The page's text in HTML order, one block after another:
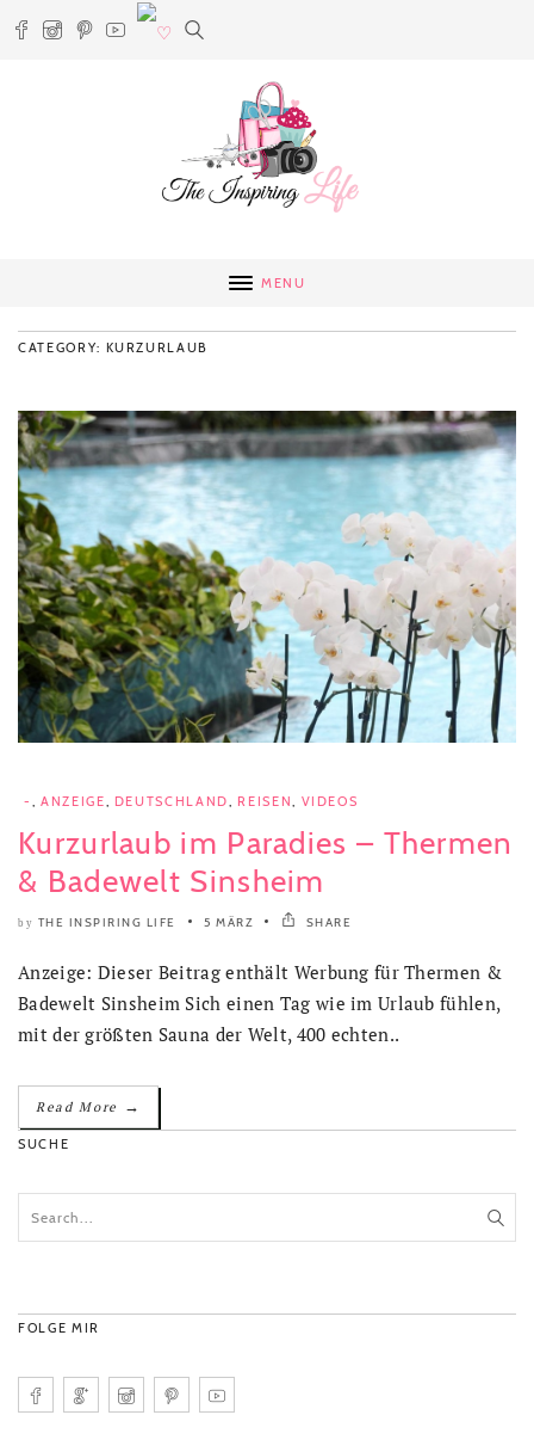
MENU
CATEGORY: KURZURLAUB
- , ANZEIGE, DEUTSCHLAND, REISEN, VIDEOS
Kurzurlaub im Paradies – Thermen
& Badewelt Sinsheim
by THE INSPIRING LIFE 5 MÄRZ SHARE
Anzeige: Dieser Beitrag enthält Werbung für Thermen &
Badewelt Sinsheim Sich einen Tag wie im Urlaub fühlen,
mit der größten Sauna der Welt, 400 echten..
Read More →
SUCHE
FOLGE MIR